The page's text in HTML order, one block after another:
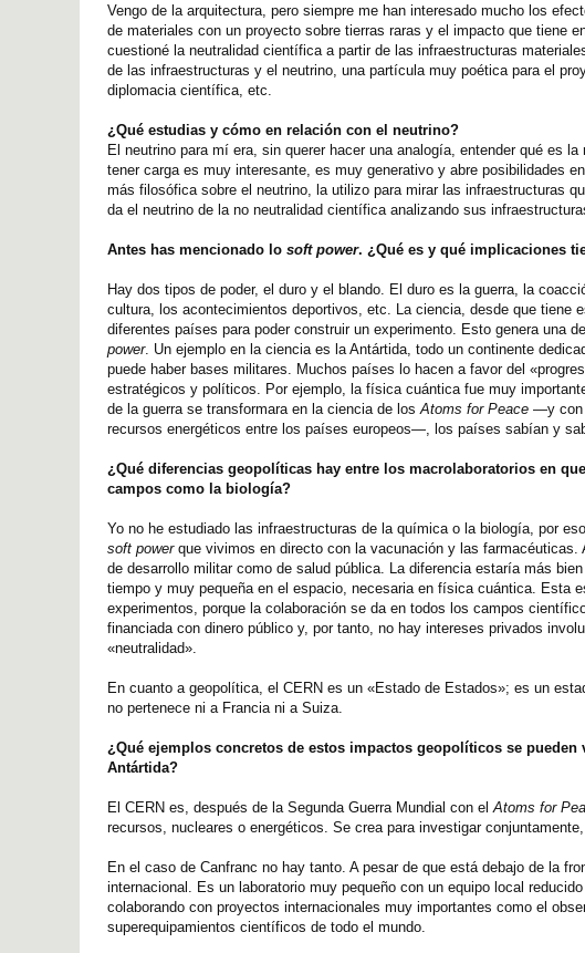
Vengo de la arquitectura, pero siempre me han interesado mucho los
de materiales con un proyecto sobre tierras raras y el impacto que tiene
cuestioné la neutralidad científica a partir de las infraestructuras
de las infraestructuras y el neutrino, una partícula muy poética para el
diplomacia científica, etc.
¿Qué estudias y cómo en relación con el neutrino?
El neutrino para mí era, sin querer hacer una analogía, entender qué es
tener carga es muy interesante, es muy generativo y abre posibilidades
más filosófica sobre el neutrino, la utilizo para mirar las infraestructuras
da el neutrino de la no neutralidad científica analizando sus
Antes has mencionado lo soft power. ¿Qué es y qué implicaciones
Hay dos tipos de poder, el duro y el blando. El duro es la guerra, la
cultura, los acontecimientos deportivos, etc. La ciencia, desde que
diferentes países para poder construir un experimento. Esto genera una
power. Un ejemplo en la ciencia es la Antártida, todo un continente
puede haber bases militares. Muchos países lo hacen a favor del
estratégicos y políticos. Por ejemplo, la física cuántica fue muy
de la guerra se transformara en la ciencia de los Atoms for Peace —y con
recursos energéticos entre los países europeos—, los países sabían y
¿Qué diferencias geopolíticas hay entre los macrolaboratorios en
campos como la biología?
Yo no he estudiado las infraestructuras de la química o la biología, por
soft powerque vivimos en directo con la vacunación y las farmacéuticas.
de desarrollo militar como de salud pública. La diferencia estaría más
tiempo y muy pequeña en el espacio, necesaria en física cuántica. Esta
experimentos, porque la colaboración se da en todos los campos
financiada con dinero público y, por tanto, no hay intereses privados
«neutralidad».
En cuanto a geopolítica, el CERN es un «Estado de Estados»; es un
no pertenece ni a Francia ni a Suiza.
¿Qué ejemplos concretos de estos impactos geopolíticos se
Antártida?
El CERN es, después de la Segunda Guerra Mundial con el Atoms for
recursos, nucleares o energéticos. Se crea para investigar
En el caso de Canfranc no hay tanto. A pesar de que está debajo de la
internacional. Es un laboratorio muy pequeño con un equipo local
colaborando con proyectos internacionales muy importantes como el
superequipamientos científicos de todo el mundo.